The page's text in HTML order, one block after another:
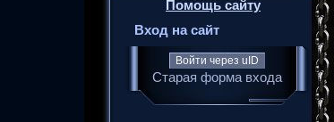
Помощь сайту
Вход на сайт
Войти через uID
Старая форма входа